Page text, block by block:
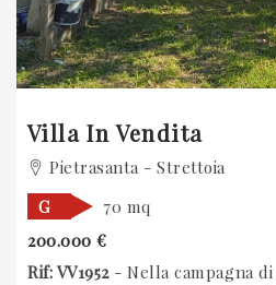
Villa In Vendita
Pietrasanta - Strettoia
G
70 mq
200.000 €
Rif: VV1952- Nella campagna